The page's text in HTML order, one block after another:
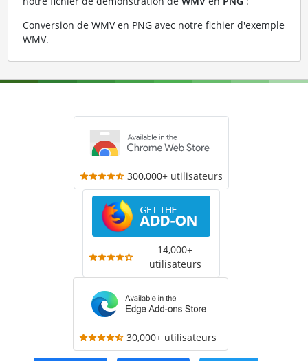
Conversion de WMV en PNG avec notre fichier d'exemple
WMV.
300,000+ utilisateurs
14,000+
utilisateurs
30,000+ utilisateurs